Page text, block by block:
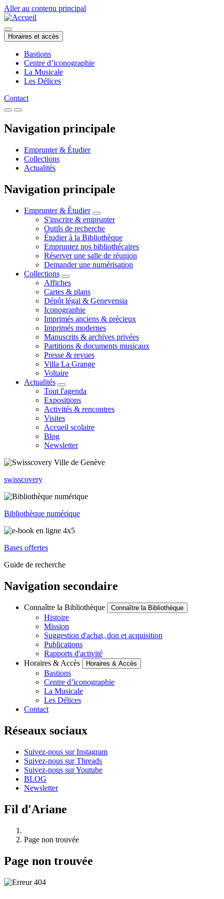
Aller au contenu principal
Horaires et accès
Bastions
Centre d’iconographie
La Musicale
Les Délices
Contact
Navigation principale
Emprunter & Étudier
Collections
Actualités
Navigation principale
Emprunter & Étudier
S'inscrire & emprunter
Outils de recherche
Étudier à la Bibliothèque
Empruntez nos bibliothécaires
Réserver une salle de réunion
Demander une numérisation
Collections
Affiches
Cartes & plans
Dépôt légal & Genevensia
Iconographie
Imprimés anciens & précieux
Imprimés modernes
Manuscrits & archives privées
Partitions & documents musicaux
Presse & revues
Villa La Grange
Voltaire
Actualités
Tout l'agenda
Expositions
Activités & rencontres
Visites
Accueil scolaire
Blog
Newsletter
swisscovery
Bibliothèque numérique
Bases offertes
Guide de recherche
Navigation secondaire
Connaître la Bibliothèque Connaître la Bibliothèque
Histoire
Mission
Suggestion d'achat, don et acquisition
Publications
Rapports d'activité
Horaires & Accès
Horaires & Accès
Bastions
Centre d’iconographie
La Musicale
Les Délices
Contact
Réseaux sociaux
Suivez-nous sur Instagram
Suivez-nous sur Threads
Suivez-nous sur Youtube
BLOG
Newsletter
Fil d'Ariane
Page non trouvée
Page non trouvée